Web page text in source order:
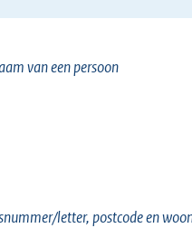
van een persoon
letter, postcode en